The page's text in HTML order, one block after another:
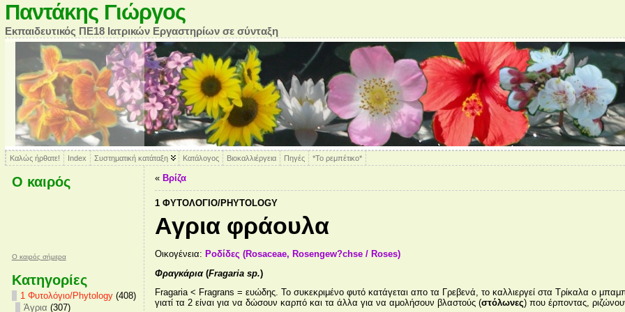
Παντάκης Γιώργος
Εκπαιδευτικός ΠΕ18 Ιατρικών Εργαστηρίων σε σύνταξη
Καλώς ήρθατε! Index Συστηματική κατάταξη Κατάλογος Βιοκαλλιέργεια Πηγές *Το ρεμπέτικο*
Ο καιρός
O καιρός σήμερα
Κατηγορίες
1 Φυτολόγιο/Phytology(408)
Άγρια (307)
« Βρίζα
1 ΦΥΤΟΛΌΓΙΟ/PHYTOLOGY
Αγρια φράουλα
Οικογένεια: Ροδίδες (Rosaceae, Rosengew?chse / Roses)
Φραγκάρια(Fragaria sp.)
Fragaria < Fragrans = ευώδης. Το συκεκριμένο φυτό κατάγεται απο τα Γρεβενά, το καλλιεργεί στα Τρίκαλα ο
γιατί τα 2 είναι για να δώσουν καρπό και τα άλλα για να αμολήσουν βλαστούς (στόλωνες) που έρποντας,